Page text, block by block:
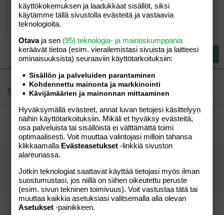
Suurenna sisennystä
10
12
15
18
22
26
Book Antiqua
Georgia
Tahoma
Times New Roman
Trebuchet MS
Keskitä
Justify text
Heading 1
Heading 2
Heading 3
Poista luonnos
Lähetä vastaus
Similar threads
mainostanpas täälläkin:)
tamalo
Perhe-elämä
3
Perhe-elämä
31.01.2006
mummimamma
mainostanpas täälläkin
tamalo
Perhe-elämä
0
Perhe-elämä
22.01.2006
tamalo
mainostanpas täälläkin puolella:)
tamalo
Perhe-elämä
käyttökokemuksen ja laadukkaat sisällöt, siksi
käytämme tällä sivustolla evästeitä ja vastaavia
teknologioita.
Otavaja sen (95) teknologia- ja mainoskumppania
keräävät tietoa (esim. vierailemis­tasi sivuista ja laitteesi
ominaisuuk­sista) seuraaviin käyttötarkoituksiin:
Sisällön ja palveluiden parantaminen
Kohdennettu mainonta ja markkinointi
Kävijämäärien ja mainonnan mittaaminen
Hyväksymällä evästeet, annat luvan tietojesi käsittelyyn
näihin käyttötarkoituksiin. Mikäli et hyväksy evästeitä,
osa palveluista tai sisällöistä ei välttämättä toimi
optimaalisesti. Voit muuttaa valintojasi milloin tahansa
klikkaamalla Evästeasetukset -linkkiä sivuston
alareunassa.
Jotkin teknologiat saattavat käyttää tietojasi myös ilman
suostumustasi, jos niillä on siihen oikeutettu peruste
(esim. sivun tekninen toimivuus). Voit vastustaa tätä tai
muuttaa kaikkia asetuksiasi valitsemalla alla olevan
Asetukset -painikkeen.